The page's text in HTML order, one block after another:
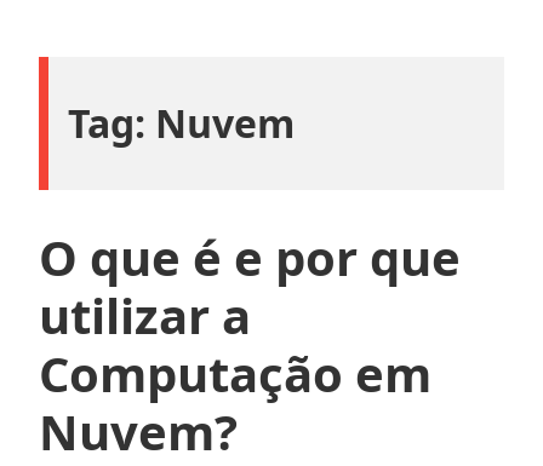
Tag: Nuvem
O que é e por que
utilizar a
Computação em
Nuvem?